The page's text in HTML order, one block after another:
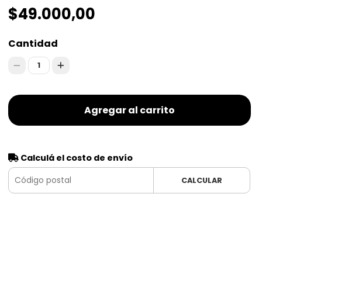
$49.000,00
Cantidad
1
Agregar al carrito
Calculá el costo de envío
CALCULAR